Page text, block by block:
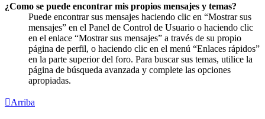
¿Como se puede encontrar mis propios mensajes y temas?
Puede encontrar sus mensajes haciendo clic en “Mostrar sus
mensajes” en el Panel de Control de Usuario o haciendo clic
en el enlace “Mostrar sus mensajes” a través de su propio
página de perfil, o haciendo clic en el menú “Enlaces rápidos”
en la parte superior del foro. Para buscar sus temas, utilice la
página de búsqueda avanzada y complete las opciones
apropiadas.
Arriba